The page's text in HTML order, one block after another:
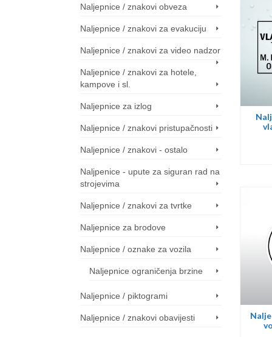
Naljepnice / znakovi obveza
Naljepnice / znakovi za evakuciju
Naljepnice / znakovi za video nadzor
Naljepnice / znakovi za hotele,
kampove i sl.
Naljepnice za izlog
Naljepnice / znakovi pristupačnosti
Naljepnice / znakovi - ostalo
Naljpenice - upute za siguran rad na
strojevima
Naljepnice / znakovi za tvrtke
Naljepnice za brodove
Naljepnice / oznake za vozila
Naljepnice ograničenja brzine
Naljepnice / piktogrami
Naljepnice / znakovi obavijesti